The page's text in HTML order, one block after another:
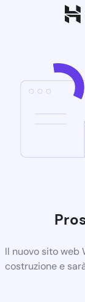
Il nuovo sito web
costruzione e